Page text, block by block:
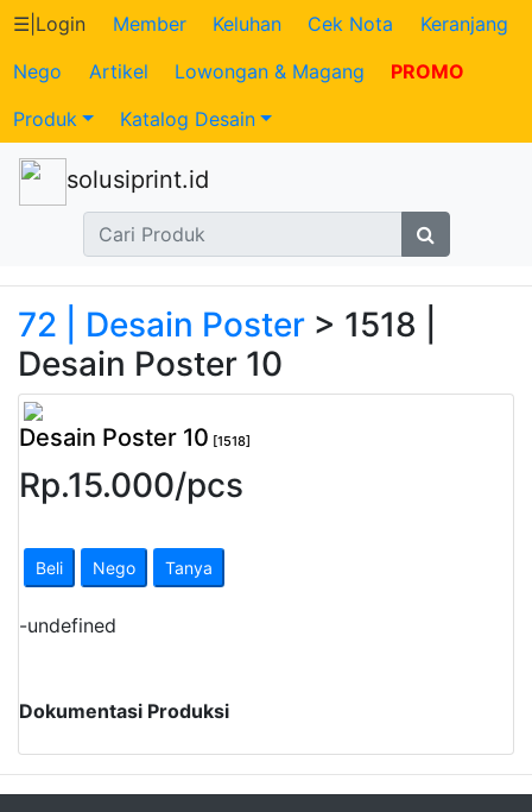
Katalog
Produk
Petugas
Transaksi
Tagihan
Berjalan
Pembayaran
Pendapatan
Fee
Password
Logout
☰ Login Member Keluhan Cek Nota
Keranjang
Nego
Artikel Lowongan & Magang
PROMO
Produk
Katalog Desain
solusiprint.id
72 | Desain Poster > 1518 |
Desain Poster 10
Desain Poster 10 [1518]
Rp.15.000/pcs
Beli Nego Tanya
-undefined
Dokumentasi Produksi